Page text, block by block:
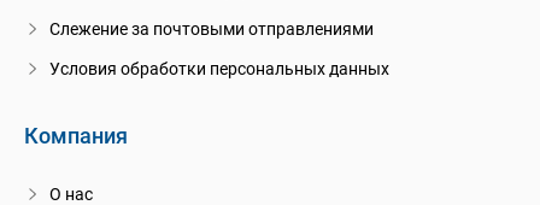
Слежение за почтовыми отправлениями
Условия обработки персональных данных
Компания
О нас